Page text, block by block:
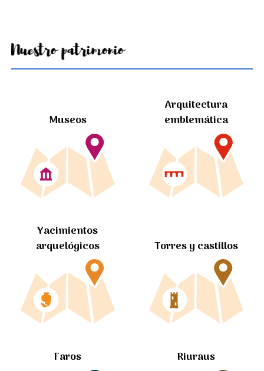
Nuestro patrimonio
Museos
Arquitectura
emblemática
Yacimientos
arquelógicos
Torres y castillos
Faros Riuraus